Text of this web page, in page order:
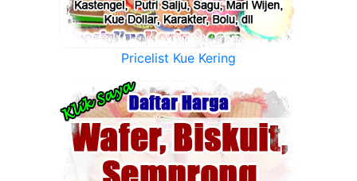
Pricelist Kue Kering